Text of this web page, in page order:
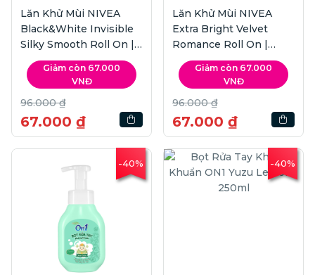
Lăn Khử Mùi NIVEA
Black&White Invisible
Silky Smooth Roll On |
50ml
Giảm còn 67.000
VNĐ
96.000 ₫
67.000 ₫
Lăn Khử Mùi NIVEA
Extra Bright Velvet
Romance Roll On |
50ml
Giảm còn 67.000
VNĐ
96.000 ₫
67.000 ₫
-40% -40%